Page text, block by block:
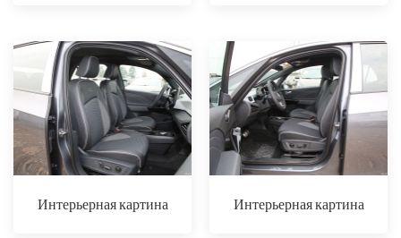
Интерьерная картина Интерьерная картина